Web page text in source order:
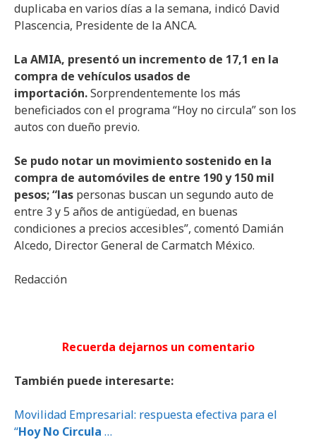
duplicaba en varios días a la semana, indicó David
Plascencia, Presidente de la ANCA.
La AMIA, presentó un incremento de 17,1 en la
compra de vehículos usados de
importación.Sorprendentemente los más
beneficiados con el programa “Hoy no circula” son los
autos con dueño previo.
Se pudo notar un movimiento sostenido en la
compra de automóviles de entre 190 y 150 mil
pesos; “las personas buscan un segundo auto de
entre 3 y 5 años de antigüedad, en buenas
condiciones a precios accesibles”, comentó Damián
Alcedo, Director General de Carmatch México.
Redacción
Recuerda dejarnos un comentario
También puede interesarte:
Movilidad Empresarial: respuesta efectiva para el
“Hoy No Circula …